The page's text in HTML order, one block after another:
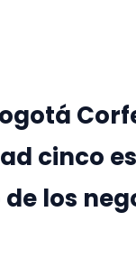
cinco
los